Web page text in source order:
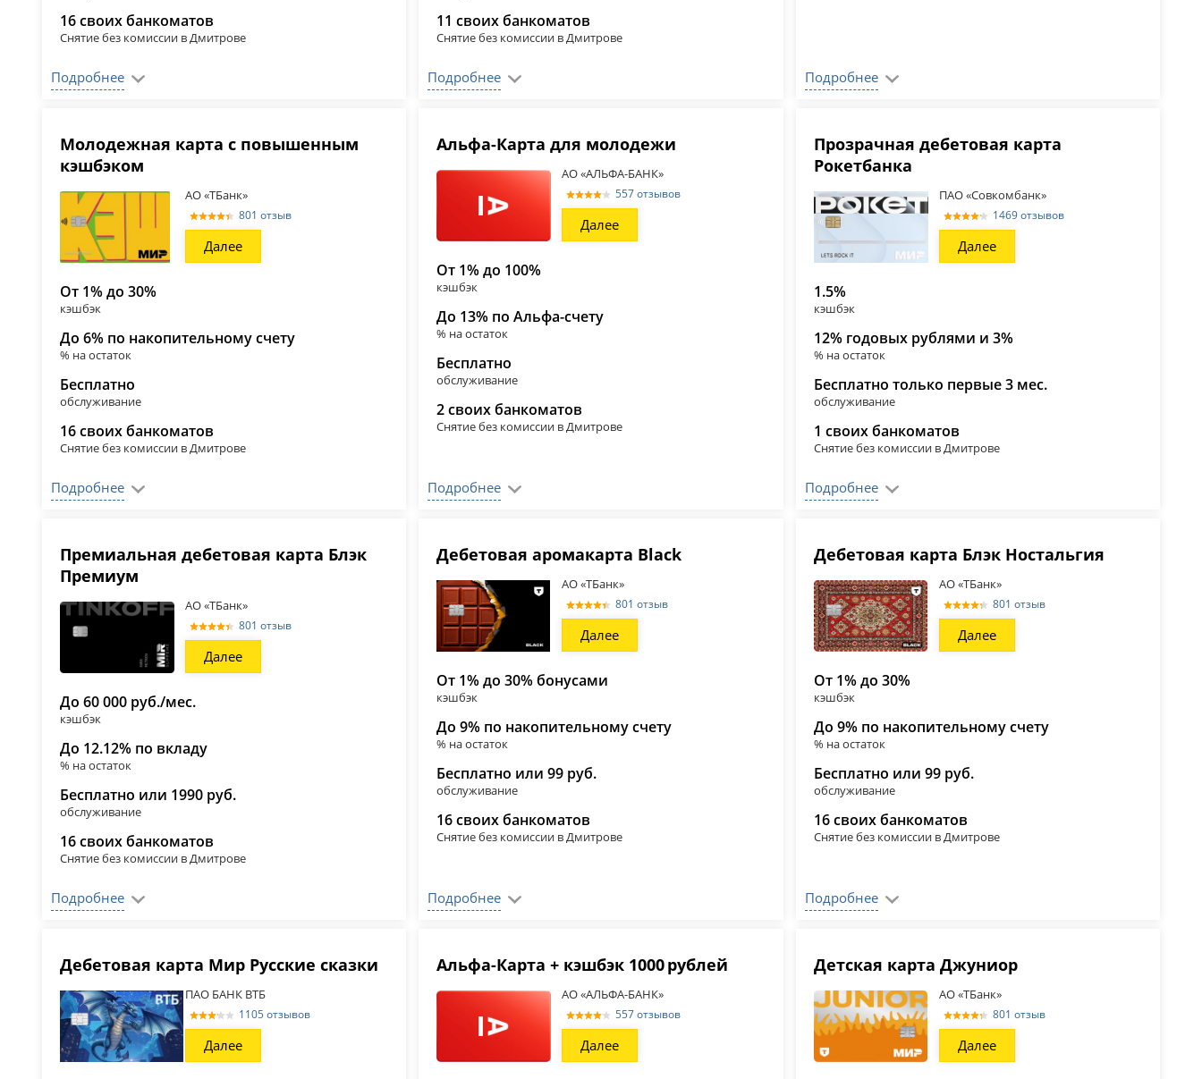
16 своих банкоматов
Снятие без комиссии в Дмитрове
Подробнее
11 своих банкоматов
Снятие без комиссии в Дмитрове
Подробнее Подробнее
Молодежная карта с повышенным
кэшбэком
АО «ТБанк»
801 отзыв
Далее
От 1% до 30%
кэшбэк
До 6% по накопительному счету
% на остаток
Бесплатно
обслуживание
16 своих банкоматов
Снятие без комиссии в Дмитрове
Подробнее
Альфа-Карта для молодежи
АО «АЛЬФА-БАНК»
557 отзывов
Далее
От 1% до 100%
кэшбэк
До 13% по Альфа-счету
% на остаток
Бесплатно
обслуживание
2 своих банкоматов
Снятие без комиссии в Дмитрове
Подробнее
Прозрачная дебетовая карта
Рокетбанка
ПАО «Совкомбанк»
1469 отзывов
Далее
1.5%
кэшбэк
12% годовых рублями и 3%
% на остаток
Бесплатно только первые 3 мес.
обслуживание
1 своих банкоматов
Снятие без комиссии в Дмитрове
Подробнее
Премиальная дебетовая карта Блэк
Премиум
АО «ТБанк»
801 отзыв
Далее
До 60 000 руб./мес.
кэшбэк
До 12.12% по вкладу
% на остаток
Бесплатно или 1990 руб.
обслуживание
16 своих банкоматов
Снятие без комиссии в Дмитрове
Подробнее
Дебетовая аромакарта Black
АО «ТБанк»
801 отзыв
Далее
От 1% до 30% бонусами
кэшбэк
До 9% по накопительному счету
% на остаток
Бесплатно или 99 руб.
обслуживание
16 своих банкоматов
Снятие без комиссии в Дмитрове
Подробнее
Дебетовая карта Блэк Ностальгия
АО «ТБанк»
801 отзыв
Далее
От 1% до 30%
кэшбэк
До 9% по накопительному счету
% на остаток
Бесплатно или 99 руб.
обслуживание
16 своих банкоматов
Снятие без комиссии в Дмитрове
Подробнее
Дебетовая карта Мир Русские сказки
ПАО БАНК ВТБ
1105 отзывов
Далее
Альфа‑Карта + кэшбэк 1000 рублей
АО «АЛЬФА-БАНК»
557 отзывов
Далее
Детская карта Джуниор
АО «ТБанк»
801 отзыв
Далее